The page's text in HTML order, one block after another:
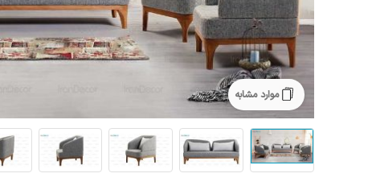
موارد مشابه